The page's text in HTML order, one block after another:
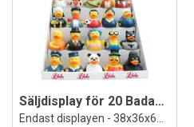
Säljdisplay för 20 Badankor